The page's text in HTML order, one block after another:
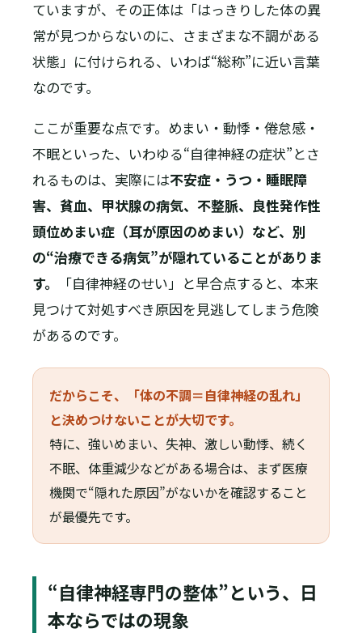
ていますが、その正体は「はっきりした体の異
常が見つからないのに、さまざまな不調がある
状態」に付けられる、いわば“総称”に近い言葉
なのです。
ここが重要な点です。めまい・動悸・倦怠感・
不眠といった、いわゆる“自律神経の症状”とさ
れるものは、実際には不安症・うつ・睡眠障
害、貧血、甲状腺の病気、不整脈、良性発作性
頭位めまい症（耳が原因のめまい）など、別
の“治療できる病気”が隠れていることがありま
す。
「自律神経のせい」と早合点すると、本来
見つけて対処すべき原因を見逃してしまう危険
があるのです。
だからこそ、「体の不調＝自律神経の乱れ」
と決めつけないことが大切です。
特に、強いめまい、失神、激しい動悸、続く
不眠、体重減少などがある場合は、まず医療
機関で“隠れた原因”がないかを確認すること
が最優先です。
“自律神経専門の整体”という、日
本ならではの現象